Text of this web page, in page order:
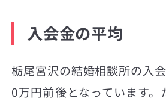
入会金の平均
栃尾宮沢の結婚相談所の入
0万円前後となっています。